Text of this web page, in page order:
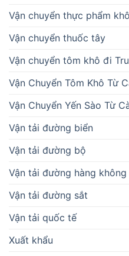
Vận chuyển thực phẩm
Vận chuyển thuốc tây
Vận chuyển tôm khô đi
Vận Chuyển Tôm Khô Từ
Vận Chuyển Yến Sào Từ
Vận tải đường biển
Vận tải đường bộ
Vận tải đường hàng không
Vận tải đường sắt
Vận tải quốc tế
Xuất khẩu